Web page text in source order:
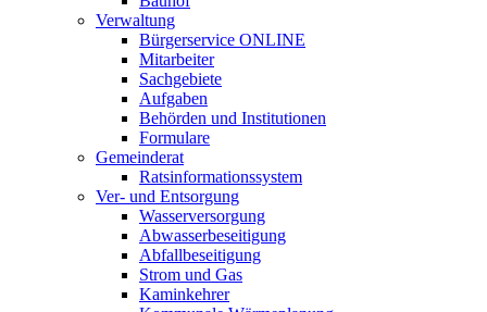
Verwaltung
Bürgerservice ONLINE
Mitarbeiter
Sachgebiete
Aufgaben
Behörden und Institutionen
Formulare
Gemeinderat
Ratsinformationssystem
Ver- und Entsorgung
Wasserversorgung
Abwasserbeseitigung
Abfallbeseitigung
Strom und Gas
Kaminkehrer